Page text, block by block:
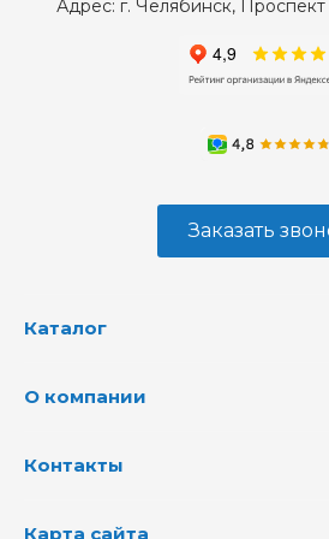
Адрес: г. Челябинск,
Заказать
Каталог
О компании
Контакты
Карта сайта